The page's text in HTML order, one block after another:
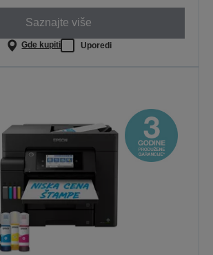
Saznajte više
Gde kupiti Uporedi